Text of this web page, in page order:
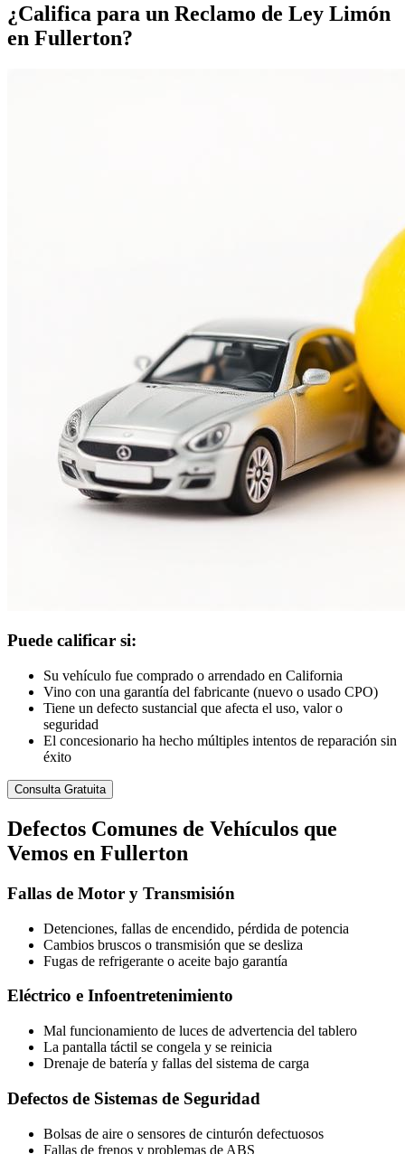
¿Califica para un Reclamo de Ley Limón
en Fullerton?
Puede calificar si:
Su vehículo fue comprado o arrendado en California
Vino con una garantía del fabricante (nuevo o usado CPO)
Tiene un defecto sustancial que afecta el uso, valor o
seguridad
El concesionario ha hecho múltiples intentos de reparación sin
éxito
Consulta Gratuita
Defectos Comunes de Vehículos que
Vemos en Fullerton
Fallas de Motor y Transmisión
Detenciones, fallas de encendido, pérdida de potencia
Cambios bruscos o transmisión que se desliza
Fugas de refrigerante o aceite bajo garantía
Eléctrico e Infoentretenimiento
Mal funcionamiento de luces de advertencia del tablero
La pantalla táctil se congela y se reinicia
Drenaje de batería y fallas del sistema de carga
Defectos de Sistemas de Seguridad
Bolsas de aire o sensores de cinturón defectuosos
Fallas de frenos y problemas de ABS